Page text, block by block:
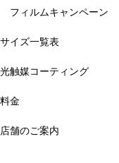
フィルムキャンペーン
サイズ一覧表
光触媒コーティング
料金
店舗のご案内